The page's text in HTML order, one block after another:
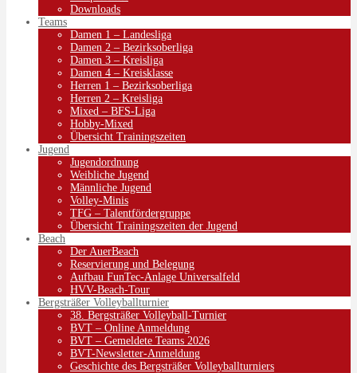
Downloads
Teams
Damen 1 – Landesliga
Damen 2 – Bezirksoberliga
Damen 3 – Kreisliga
Damen 4 – Kreisklasse
Herren 1 – Bezirksoberliga
Herren 2 – Kreisliga
Mixed – BFS-Liga
Hobby-Mixed
Übersicht Trainingszeiten
Jugend
Jugendordnung
Weibliche Jugend
Männliche Jugend
Volley-Minis
TFG – Talentfördergruppe
Übersicht Trainingszeiten der Jugend
Beach
Der AuerBeach
Reservierung und Belegung
Aufbau FunTec-Anlage Universalfeld
HVV-Beach-Tour
Bergsträßer Volleyballturnier
38. Bergsträßer Volleyball-Turnier
BVT – Online Anmeldung
BVT – Gemeldete Teams 2026
BVT-Newsletter-Anmeldung
Geschichte des Bergsträßer Volleyballturniers